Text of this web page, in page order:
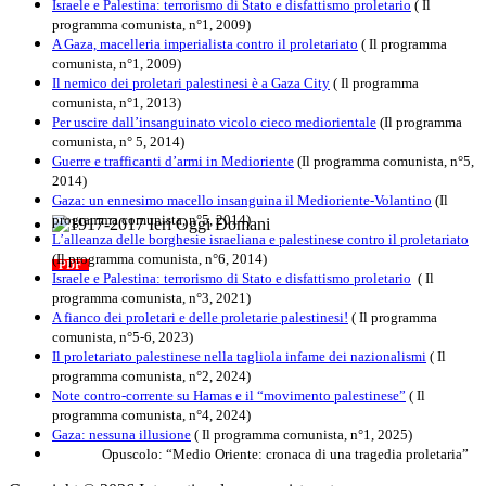
1917-2017 Ieri Oggi Domani
PDF Quaderno n°9
Israele e Palestina: terrorismo di Stato e disfattismo proletario ( Il
programma comunista, n°1, 2009)
A Gaza, macelleria imperialista contro il proletariato ( Il programma
comunista, n°1, 2009)
Il nemico dei proletari palestinesi è a Gaza City ( Il programma
comunista, n°1, 2013)
Per uscire dall’insanguinato vicolo cieco mediorientale (Il programma
comunista, n° 5, 2014)
Guerre e trafficanti d’armi in Medioriente (Il programma comunista, n°5,
2014)
Gaza: un ennesimo macello insanguina il Medioriente-Volantino (Il
programma comunista, n°5, 2014)
L’alleanza delle borghesie israeliana e palestinese contro il proletariato
(Il programma comunista, n°6, 2014)
Israele e Palestina: terrorismo di Stato e disfattismo proletario ( Il
programma comunista, n°3, 2021)
A fianco dei proletari e delle proletarie palestinesi! ( Il programma
comunista, n°5-6, 2023)
Il proletariato palestinese nella tagliola infame dei nazionalismi ( Il
programma comunista, n°2, 2024)
Note contro-corrente su Hamas e il “movimento palestinese” ( Il
programma comunista, n°4, 2024)
Gaza: nessuna illusione ( Il programma comunista, n°1, 2025)
Opuscolo: “Medio Oriente: cronaca di una tragedia proletaria”